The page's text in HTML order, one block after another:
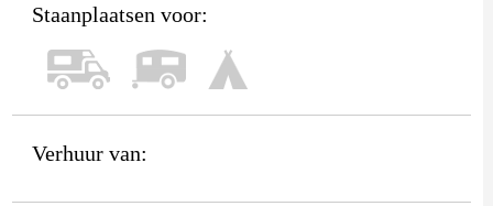
Staanplaatsen voor:
Verhuur van: